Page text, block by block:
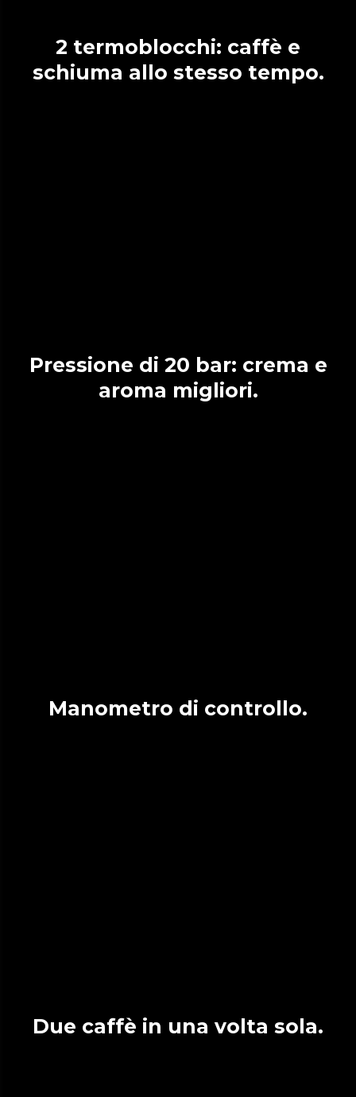
2 termoblocchi: caffè e
schiuma allo stesso tempo.
Pressione di 20 bar: crema e
aroma migliori.
Manometro di controllo.
Due caffè in una volta sola.